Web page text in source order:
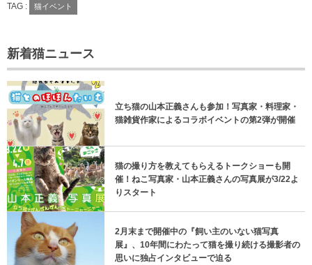
TAG : 猫イベント
新着猫ニュース
立ち猫の山本正義さんも参加！写真家・料理家・
猫雑貨作家によるコラボイベントの第2弾が開催
猫の撮り方を教えてもらえるトークショーも開
催！ねこ写真家・山本正義さんの写真展が3/22よ
りスタート
2月末まで開催中の『飼い主のいない猫写真
展』、10年間にわたって猫を撮り続ける撮影者の
思いに独占インタビューで迫る